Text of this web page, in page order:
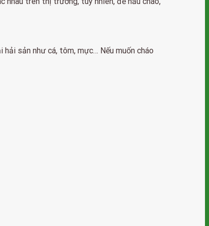
sản như cá, tôm, mực… Nếu muốn cháo